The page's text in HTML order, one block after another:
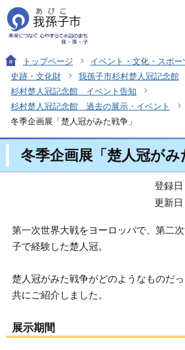
トップページ
イベント・文化・スポー
史跡・文化財
我孫子市杉村楚人冠記念館
杉村楚人冠記念館 イベント告知
杉村楚人冠記念館 過去の展示・イベント
冬季企画展「楚人冠がみた戦争」
冬季企画展「楚人冠がみ
登録日
更新日
第一次世界大戦をヨーロッパで、第二
子で経験した楚人冠。
楚人冠がみた戦争がどのようなものだ
共にご紹介しました。
展示期間